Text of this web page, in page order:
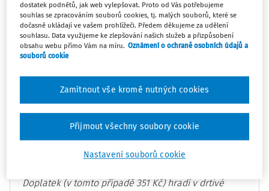
(12 000 x 0,135) : 3 = 540 Kč,
a dále výše uvedený doplatek pojistného, tedy
celkem: 540 + 351 = 891 Kč.
- 891 = 1 080 Kč.
Dopočet a doplatek pojistného se neprovádí u těch
zaměstnanců, u kterých nemusí být odvedeno
pojistné alespoň ze zákonného minima. Tyto osoby
taxativně vyjmenovává ustanovení§ 3 odst. 8
Doplatek (v tomto případě 351 Kč) hradí v drtivé
dostatek podnětů, jak web vylepšovat. Proto od Vás potřebujeme
souhlas se zpracováním souborů cookies, tj. malých souborů, které se
dočasně ukládají ve vašem prohlížeči. Předem děkujeme za udělení
souhlasu. Data využijeme ke zlepšování našich služeb a přizpůsobení
obsahu webu přímo Vám na míru. Oznámení o ochraně osobních údajů a
souborů cookie
Nastavení souborů cookie
Zamítnout vše kromě nutných cookies
Přijmout všechny soubory cookie